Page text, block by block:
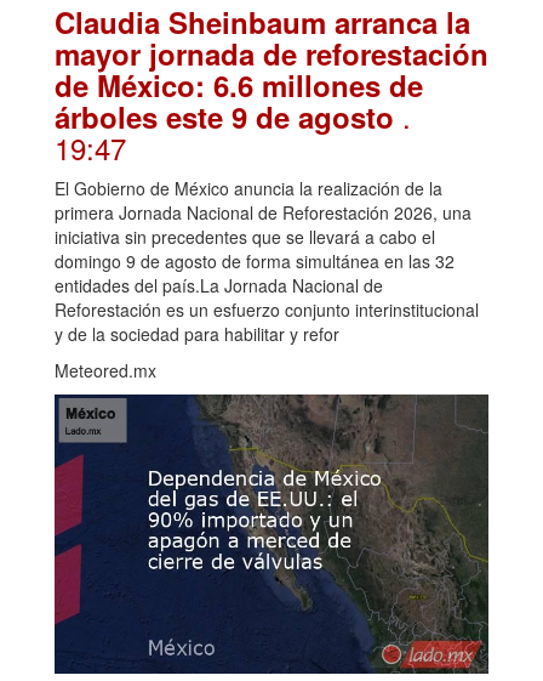
Claudia Sheinbaum arranca la
mayor jornada de reforestación
de México: 6.6 millones de
árboles este 9 de agosto .
19:47
El Gobierno de México anuncia la realización de la
primera Jornada Nacional de Reforestación 2026, una
iniciativa sin precedentes que se llevará a cabo el
domingo 9 de agosto de forma simultánea en las 32
entidades del país.La Jornada Nacional de
Reforestación es un esfuerzo conjunto interinstitucional
y de la sociedad para habilitar y refor
Meteored.mx